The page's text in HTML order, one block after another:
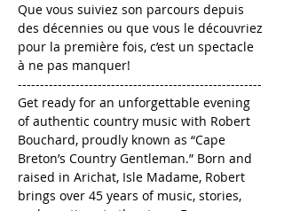
Que vous suiviez son parcours depuis
des décennies ou que vous le découvriez
pour la première fois, c’est un spectacle
à ne pas manquer!
-------------------------------------------------------
Get ready for an unforgettable evening
of authentic country music with Robert
Bouchard, proudly known as “Cape
Breton’s Country Gentleman.” Born and
raised in Arichat, Isle Madame, Robert
brings over 45 years of music, stories,